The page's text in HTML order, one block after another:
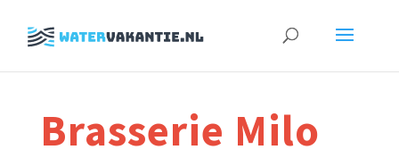
Zoeken
Brasserie Milo